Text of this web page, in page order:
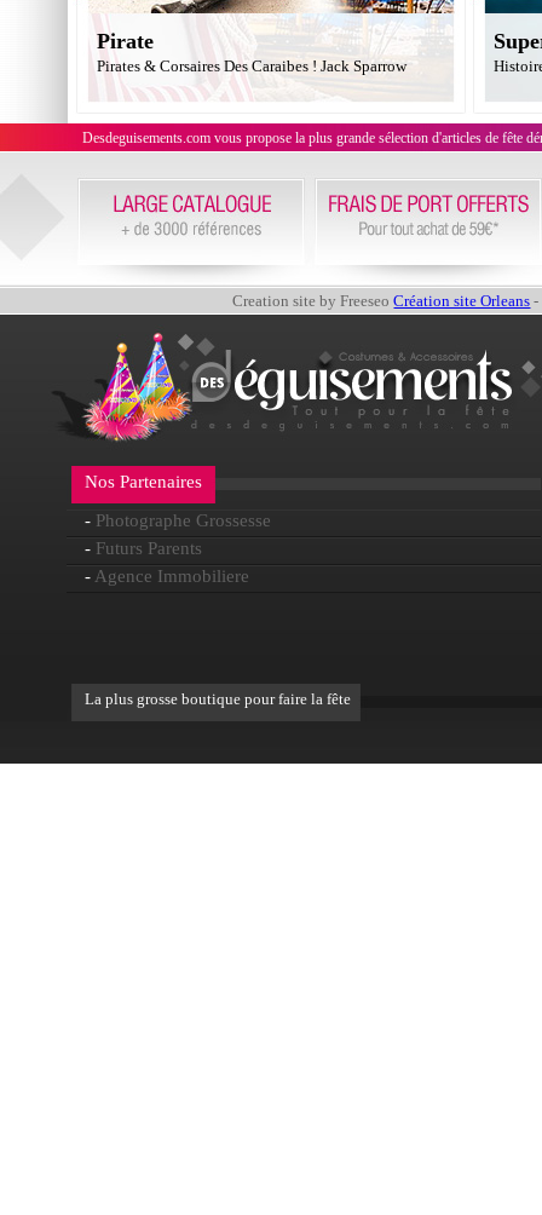
Pirate
Pirates & Corsaires Des Caraibes ! Jack Sparrow
Desdeguisements.com vous propose la plus grande sélection d'articles de fête
Creation site by FreeseoCréation site Orleans -
Nos Partenaires
- Photographe Grossesse
- Futurs Parents
- Agence Immobiliere
La plus grosse boutique pour faire la fête